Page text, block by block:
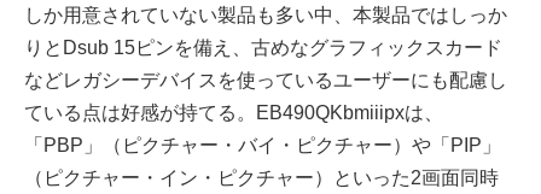
しか用意されていない製品も多い中、本製品ではしっか
りとDsub 15ピンを備え、古めなグラフィックスカード
などレガシーデバイスを使っているユーザーにも配慮し
ている点は好感が持てる。EB490QKbmiiipxは、
「PBP」（ピクチャー・バイ・ピクチャー）や「PIP」
（ピクチャー・イン・ピクチャー）といった2画面同時